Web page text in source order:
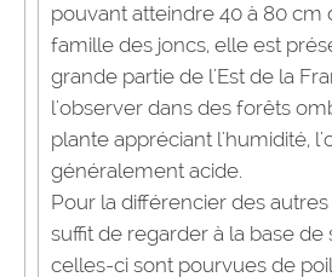
pouvant atteindre 40 à 80 cm
famille des joncs, elle est
grande partie de l'Est de la
l'observer dans des forêts
plante appréciant l'humidité,
généralement acide.
Pour la différencier des
suffit de regarder à la base de
celles-ci sont pourvues de